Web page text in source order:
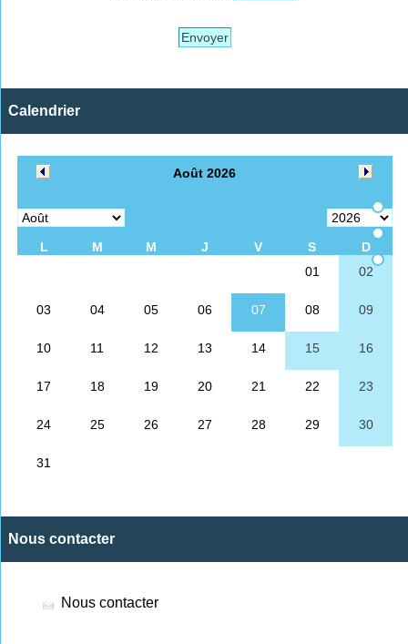
Envoyer
Calendrier
Nous contacter
Nous contacter